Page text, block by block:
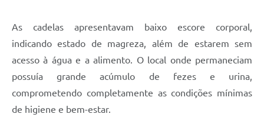
As cadelas apresentavam baixo escore corporal,
indicando estado de magreza, além de estarem sem
acesso à água e a alimento. O local onde permaneciam
possuía grande acúmulo de fezes e urina,
comprometendo completamente as condições mínimas
de higiene e bem-estar.